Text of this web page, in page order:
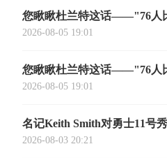
您瞅瞅杜兰特这话——"76人
觉得他是谦虚或者脑子进水了
2026-08-05 19:01
您瞅瞅杜兰特这话——"76人
觉得他是谦虚或者脑子进水了
2026-08-05 19:01
名记Keith Smith对勇士11号
价，用词非常精准。他说伦德
2026-08-03 20:21